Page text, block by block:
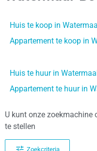
Huis te koop in
Appartement te koop in
Huis te huur in
Appartement te huur in
U kunt onze zoekmachine
te stellen
Zoekcriteria